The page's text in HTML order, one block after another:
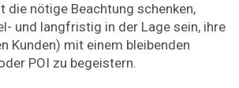
die nötige Beachtung schenken,
und langfristig in der Lage sein, ihre
Kunden) mit einem bleibenden
POI zu begeistern.